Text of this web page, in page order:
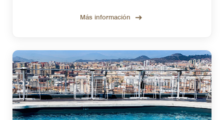
Más información